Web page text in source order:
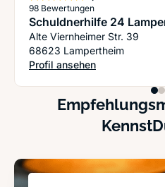
98 Bewertungen
Schuldnerhilfe 24
Alte Viernheimer Str. 39
68623 Lampertheim
Profil ansehen
: Schuldnerhilfe 24